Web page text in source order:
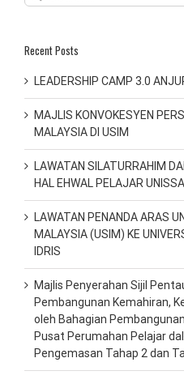
for:
Recent Posts
LEADERSHIP CAMP 3.0
MAJLIS KONVOKESYEN
MALAYSIA DI USIM
LAWATAN SILATURRAHIM
HAL EHWAL PELAJAR
LAWATAN PENANDA ARAS
MALAYSIA (USIM) KE
IDRIS
Majlis Penyerahan Sijil
Pembangunan Kemahiran,
oleh Bahagian
Pusat Perumahan Pelajar
Pengemasan Tahap 2 dan